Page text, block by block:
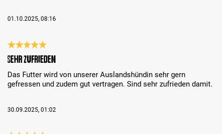
01.10.2025, 08:16
Reseña con calificación de 5 de 5 estrellas
Sehr zufrieden
Das Futter wird von unserer Auslandshündin sehr gern
gefressen und zudem gut vertragen. Sind sehr zufrieden damit.
30.09.2025, 01:02